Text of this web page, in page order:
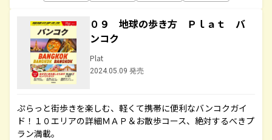
０９ 地球の歩き方 Ｐｌａｔ バ
ンコク
Plat
2024.05.09 発売
ぷらっと街歩きを楽しむ、軽くて携帯に便利なバンコクガイ
ド！１０エリアの詳細ＭＡＰ＆お散歩コース、絶対するべきプ
ラン満載。